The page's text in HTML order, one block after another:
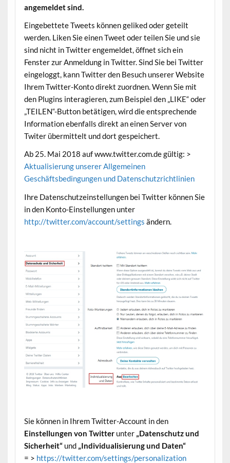
angemeldet sind.
Eingebettete Tweets können geliked oder geteilt
werden. Liken Sie einen Tweet oder teilen Sie und sie
sind nicht in Twitter engemeldet, öffnet sich ein
Fenster zur Anmeldung in Twitter. Sind Sie bei Twitter
eingeloggt, kann Twitter den Besuch unserer Website
Ihrem Twitter-Konto direkt zuordnen. Wenn Sie mit
den Plugins interagieren, zum Beispiel den „LIKE“ oder
„TEILEN“-Button betätigen, wird die entsprechende
Information ebenfalls direkt an einen Server von
Twiter übermittelt und dort gespeichert.
Ab 25. Mai 2018 auf www.twitter.com.de gültig: >
Aktualisierung unserer Allgemeinen
Geschäftsbedingungen und Datenschutzrichtlinien
Ihre Datenschutzeinstellungen bei Twitter können Sie
in den Konto-Einstellungen unter
http://twitter.com/account/settings ändern.
Sie können in Ihrem Twitter-Account in den
Einstellungen von Twitterunter „Datenschutz und
Sicherheit“und „Individualisierung und Daten“
= > https://twitter.com/settings/personalization